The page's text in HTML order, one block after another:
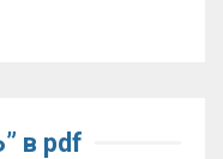
в pdf